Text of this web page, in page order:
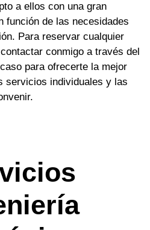
a ellos con una gran
función de las necesidades
Para reservar cualquier
conmigo a través del
para ofrecerte la mejor
servicios individuales y las